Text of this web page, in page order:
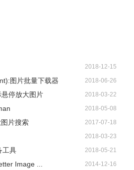
2018-12-15
图片批量下载器 2018-06-26
停放大图片 2018-03-22
2018-05-08
片搜索 2017-07-18
2018-03-23
工具 2018-05-21
Image ... 2014-12-16